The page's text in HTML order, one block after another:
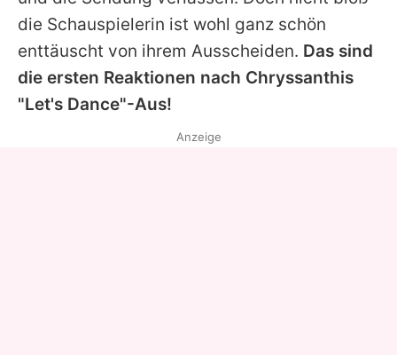
die Schauspielerin ist wohl ganz schön
enttäuscht von ihrem Ausscheiden. Das sind
die ersten Reaktionen nach Chryssanthis
"Let's Dance"-Aus!
Anzeige